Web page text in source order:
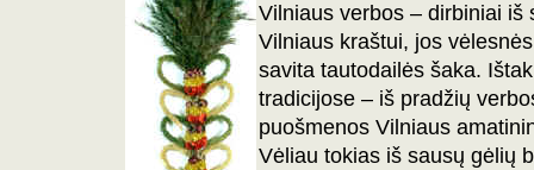
Vilniaus verbos – dirbiniai iš
Vilniaus kraštui, jos
savita tautodailės šaka.
tradicijose – iš pradžių
puošmenos Vilniaus
Vėliau tokias iš sausų gėlių